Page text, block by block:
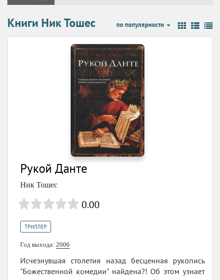
Книги Ник Тошес по популярности
Рукой Данте
Ник Тошес
0.00
ТРИЛЛЕР
Год выхода: 2006
Исчезнувшая столетия назад бесценная рукопись
"Божественной комедии" найдена?! Об этом узнает